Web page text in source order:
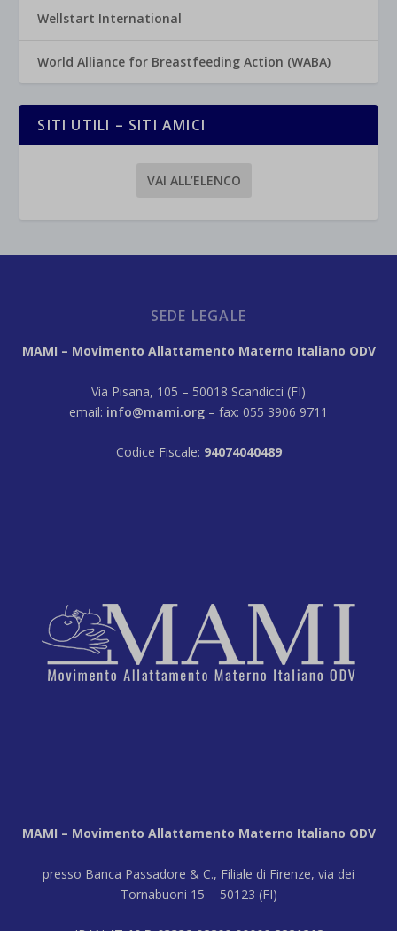
Wellstart International
World Alliance for Breastfeeding Action (WABA)
SITI UTILI – SITI AMICI
VAI ALL’ELENCO
SEDE LEGALE
MAMI – Movimento Allattamento Materno Italiano ODV
Via Pisana, 105 – 50018 Scandicci (FI)
email: info@mami.org – fax: 055 3906 9711
Codice Fiscale: 94074040489
MAMI – Movimento Allattamento Materno Italiano ODV
presso Banca Passadore & C., Filiale di Firenze, via dei
Tornabuoni 15 - 50123 (FI)